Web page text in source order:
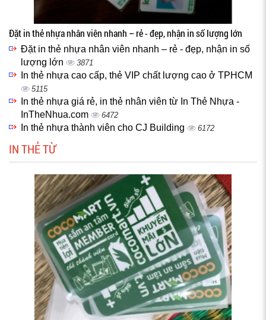
Đặt in thẻ nhựa nhân viên nhanh – rẻ - đẹp, nhận in số lượng lớn
Đặt in thẻ nhựa nhân viên nhanh – rẻ - đẹp, nhận in số
lượng lớn
3871
In thẻ nhựa cao cấp, thẻ VIP chất lượng cao ở TPHCM
5115
In thẻ nhựa giá rẻ, in thẻ nhân viên từ In Thẻ Nhựa -
InTheNhua.com
6472
In thẻ nhựa thành viên cho CJ Building 6172
IN THẺ TỪ